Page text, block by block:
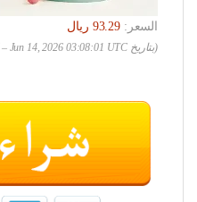
السعر:
‏93.29 ريال
(بتاريخ Jun 14, 2026 03:08:01 UTC –